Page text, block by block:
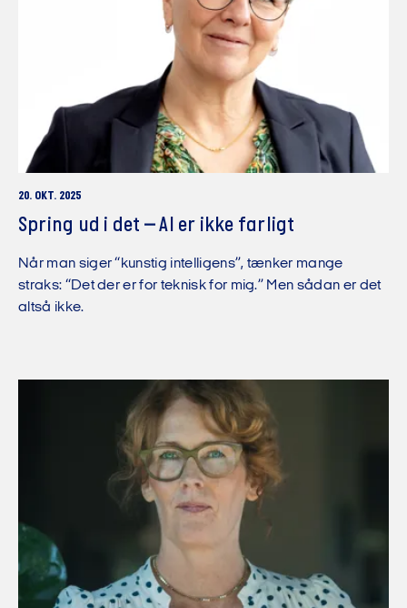
20. OKT. 2025
Spring ud i det – AI er ikke farligt
Når man siger “kunstig intelligens”, tænker mange
straks: “Det der er for teknisk for mig.” Men sådan er det
altså ikke.